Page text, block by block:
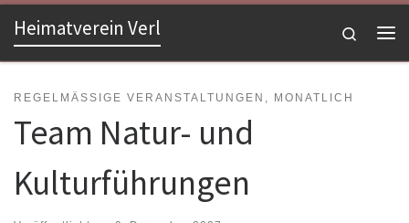
Zum Inhalt springen
Heimatverein Verl
Search
REGELMÄSSIGE VERANSTALTUNGEN, MONATLICH
Team Natur- und
Kulturführungen